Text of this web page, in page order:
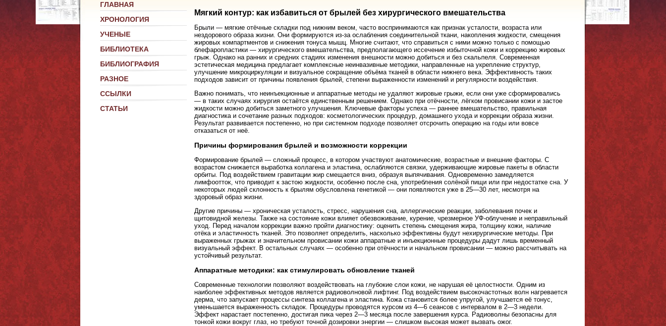
ГЛАВНАЯ
ХРОНОЛОГИЯ
УЧЕНЫЕ
БИБЛИОТЕКА
БИБЛИОГРАФИЯ
РАЗНОЕ
ССЫЛКИ
СТАТЬИ
Мягкий контур: как избавиться от брылей без хирургического вмешательства
Брыли — мягкие отёчные складки под нижним веком, часто воспринимаются как признак усталости, возраста или
нездорового образа жизни. Они формируются из-за ослабления соединительной ткани, накопления жидкости, смещения
жировых компартментов и снижения тонуса мышц. Многие считают, что справиться с ними можно только с помощью
блефаропластики — хирургического вмешательства, предполагающего иссечение избыточной кожи и коррекцию жировых
грыж. Однако на ранних и средних стадиях изменения внешности можно добиться и без скальпеля. Современная
эстетическая медицина предлагает комплексные неинвазивные методики, направленные на укрепление структур,
улучшение микроциркуляции и визуальное сокращение объёма тканей в области нижнего века. Эффективность таких
подходов зависит от причины появления брылей, степени выраженности изменений и регулярности воздействия.
Важно понимать, что неинъекционные и аппаратные методы не удаляют жировые грыжи, если они уже сформировались
— в таких случаях хирургия остаётся единственным решением. Однако при отёчности, лёгком провисании кожи и застое
жидкости можно добиться заметного улучшения. Ключевые факторы успеха — раннее вмешательство, правильная
диагностика и сочетание разных подходов: косметологических процедур, домашнего ухода и коррекции образа жизни.
Результат развивается постепенно, но при системном подходе позволяет отсрочить операцию на годы или вовсе
отказаться от неё.
Причины формирования брылей и возможности коррекции
Формирование брылей — сложный процесс, в котором участвуют анатомические, возрастные и внешние факторы. С
возрастом снижается выработка коллагена и эластина, ослабляются связки, удерживающие жировые пакеты в области
орбиты. Под воздействием гравитации жир смещается вниз, образуя выпячивания. Одновременно замедляется
лимфоотток, что приводит к застою жидкости, особенно после сна, употребления солёной пищи или при недостатке сна. У
некоторых людей склонность к брылям обусловлена генетикой — они появляются уже в 25—30 лет, несмотря на
здоровый образ жизни.
Другие причины — хроническая усталость, стресс, нарушения сна, аллергические реакции, заболевания почек и
щитовидной железы. Также на состояние кожи влияет обезвоживание, курение, чрезмерное УФ-облучение и неправильный
уход. Перед началом коррекции важно пройти диагностику: оценить степень смещения жира, толщину кожи, наличие
отёка и эластичность тканей. Это позволяет определить, насколько эффективны будут нехирургические методы. При
выраженных грыжах и значительном провисании кожи аппаратные и инъекционные процедуры дадут лишь временный
визуальный эффект. В остальных случаях — особенно при отёчности и начальном провисании — можно рассчитывать на
устойчивый результат.
Аппаратные методики: как стимулировать обновление тканей
Современные технологии позволяют воздействовать на глубокие слои кожи, не нарушая её целостности. Одним из
наиболее эффективных методов является радиоволновой лифтинг. Под воздействием высокочастотных волн нагревается
дерма, что запускает процессы синтеза коллагена и эластина. Кожа становится более упругой, улучшается её тонус,
уменьшается выраженность складок. Процедуры проводятся курсом из 4—6 сеансов с интервалом в 2—3 недели.
Эффект нарастает постепенно, достигая пика через 2—3 месяца после завершения курса. Радиоволны безопасны для
тонкой кожи вокруг глаз, но требуют точной дозировки энергии — слишком высокая может вызвать ожог.